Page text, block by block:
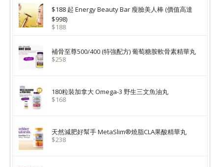
$188 起 Energy Beauty Bar 瘦臉美人棒 (價值高達
$998)
$188
補骨至尊500/400 (特強配方) 葡萄糖胺軟骨素精華丸
$258
180粒裝加拿大 Omega-3 野生三文魚油丸
$168
天然減肥好幫手 MetaSlim®燒脂CLA果酸精華丸
$238